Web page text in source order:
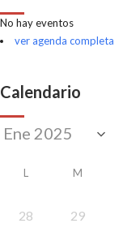
No hay eventos
ver agenda completa
Calendario
L M
28 29